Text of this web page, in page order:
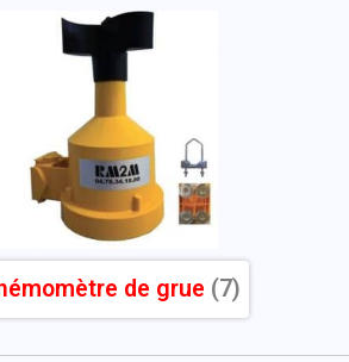
de grue (7)